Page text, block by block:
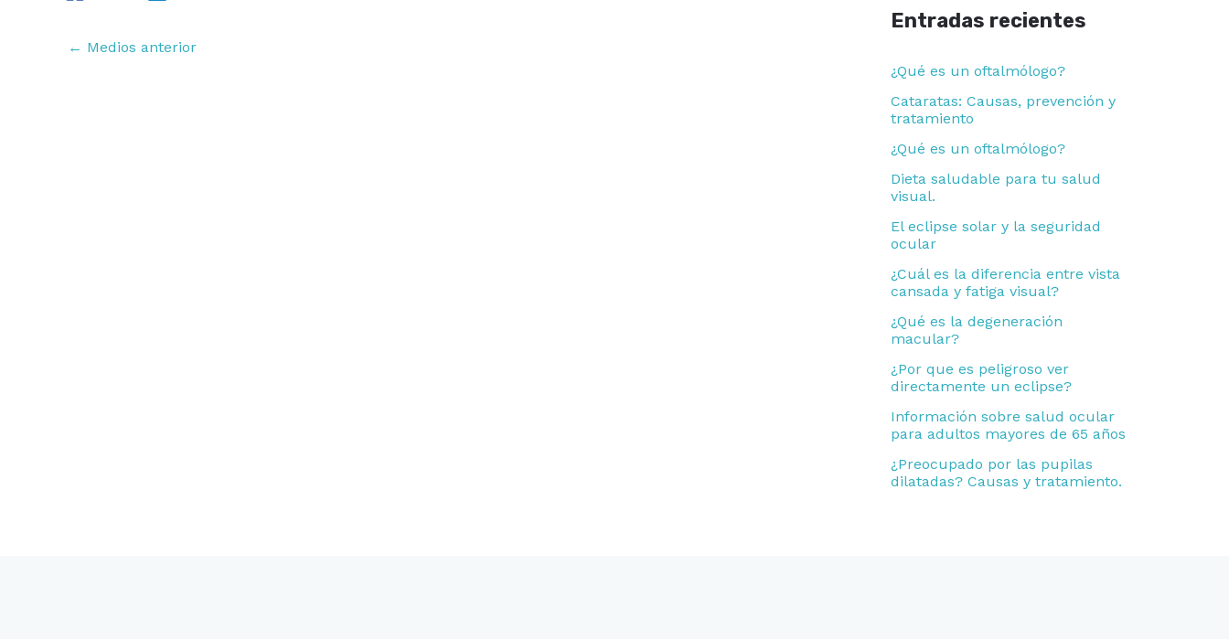
← Medios anterior
a
p
o
Entradas recientes
¿Qué es un oftalmólogo?
Cataratas: Causas, prevención y
tratamiento
¿Qué es un oftalmólogo?
Dieta saludable para tu salud
visual.
El eclipse solar y la seguridad
ocular
¿Cuál es la diferencia entre vista
cansada y fatiga visual?
¿Qué es la degeneración
macular?
¿Por que es peligroso ver
directamente un eclipse?
Información sobre salud ocular
para adultos mayores de 65 años
¿Preocupado por las pupilas
dilatadas? Causas y tratamiento.